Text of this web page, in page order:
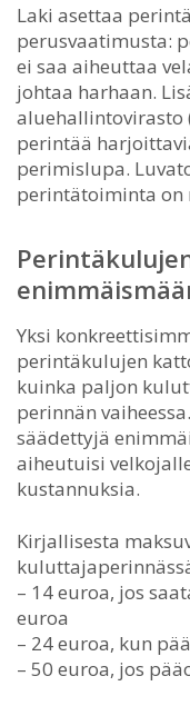
Laki asettaa
perusvaatimusta:
ei saa aiheuttaa
johtaa harhaan.
aluehallintovirasto
perintää
perimislupa.
perintätoiminta on
Yksi
perintäkulujen
kuinka paljon
perinnän
säädettyjä
aiheutuisi
kustannuksia.
Kirjallisesta
– 14 euroa, jos
euroa
– 24 euroa, kun
– 50 euroa, jos